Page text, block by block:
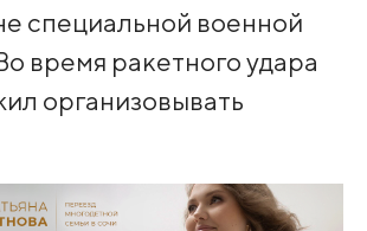
специальной военной
время ракетного удара
организовывать